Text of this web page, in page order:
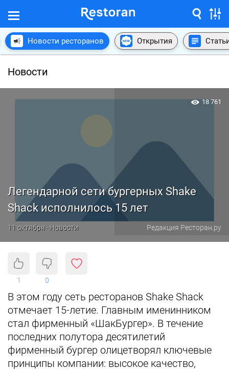
Новости ресторанов Открытия
Новости
Легендарной сети бургерных Shake
Shack исполнилось 15 лет
11 октября · Новости Редакция Ресторан.ру
18 761
1 0
В этом году сеть ресторанов Shake Shack
отмечает 15-летие. Главным именинником
стал фирменный «ШакБургер». В течение
последних полутора десятилетий
фирменный бургер олицетворял ключевые
принципы компании: высокое качество,